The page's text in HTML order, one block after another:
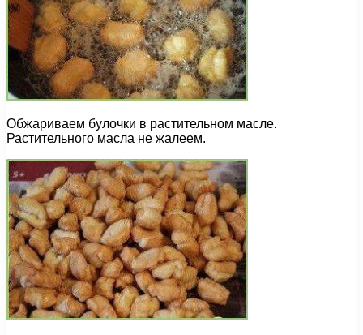
Обжариваем булочки в растительном масле.
Растительного масла не жалеем.